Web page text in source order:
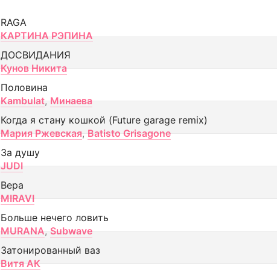
RAGA
КАРТИНА РЭПИНА
ДОСВИДАНИЯ
Кунов Никита
Половина
Kambulat, Минаева
Когда я стану кошкой (Future garage remix)
Мария Ржевская, Batisto Grisagone
За душу
JUDI
Вера
MIRAVI
Больше нечего ловить
MURANA, Subwave
Затонированный ваз
Витя АК